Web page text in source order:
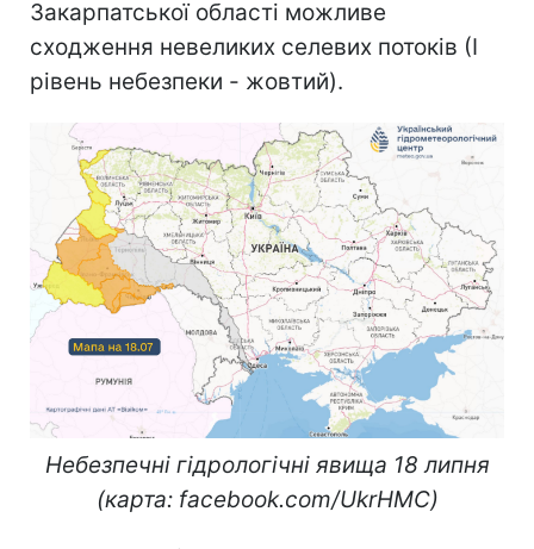
Закарпатської області можливе
сходження невеликих селевих потоків (І
рівень небезпеки - жовтий).
Небезпечні гідрологічні явища 18 липня
(карта: facebook.com/UkrHMC)